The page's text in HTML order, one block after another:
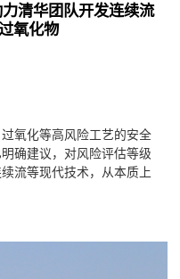
清华团队开发连续流
氧化物
氧化等高风险工艺的安全
确建议，对风险评估等级
流等现代技术，从本质上